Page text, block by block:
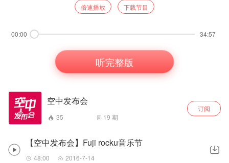
倍速播放 下载节目
00:00 34:57
听完整版
空中发布会
35 19 期
订阅
【空中发布会】Fuji rocku音乐节
48:00 2016-7-14